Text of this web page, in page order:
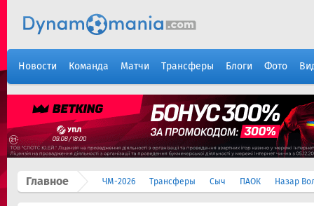
Новости Команда Матчи Трансферы Блоги Фото
Главное ЧМ-2026 Трансферы Сыч ПАОК Назар